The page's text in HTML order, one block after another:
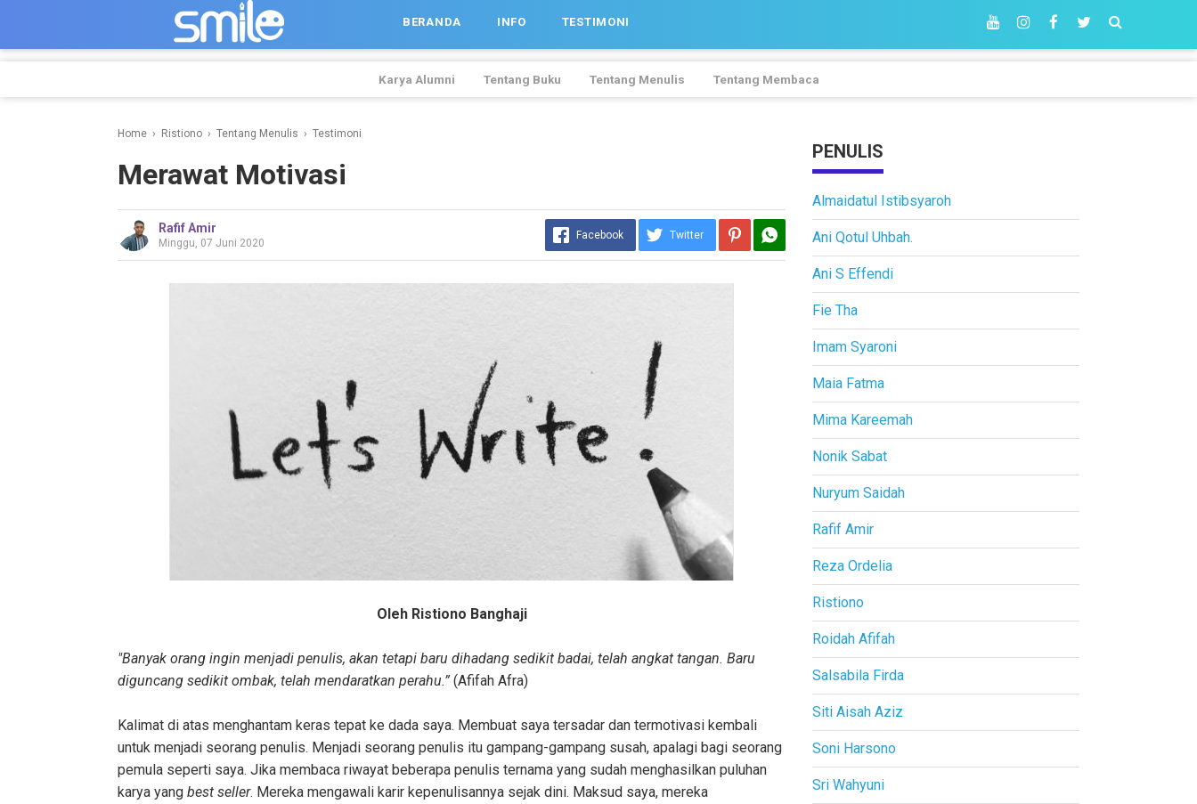
BERANDA INFO TESTIMONI
Karya Alumni Tentang Buku Tentang Menulis Tentang Membaca
Home › Ristiono › Tentang Menulis › Testimoni
Merawat Motivasi
Rafif Amir
Minggu, 07 Juni 2020
Facebook Twitter
Oleh Ristiono Banghaji
"Banyak orang ingin menjadi penulis, akan tetapi baru dihadang sedikit badai, telah angkat tangan. Baru
diguncang sedikit ombak, telah mendaratkan perahu.” (Afifah Afra)
Kalimat di atas menghantam keras tepat ke dada saya. Membuat saya tersadar dan termotivasi kembali
untuk menjadi seorang penulis. Menjadi seorang penulis itu gampang-gampang susah, apalagi bagi seorang
pemula seperti saya. Jika membaca riwayat beberapa penulis ternama yang sudah menghasilkan puluhan
karya yang best seller. Mereka mengawali karir kepenulisannya sejak dini. Maksud saya, mereka
PENULIS
Almaidatul Istibsyaroh
Ani Qotul Uhbah.
Ani S Effendi
Fie Tha
Imam Syaroni
Maia Fatma
Mima Kareemah
Nonik Sabat
Nuryum Saidah
Rafif Amir
Reza Ordelia
Ristiono
Roidah Afifah
Salsabila Firda
Siti Aisah Aziz
Soni Harsono
Sri Wahyuni